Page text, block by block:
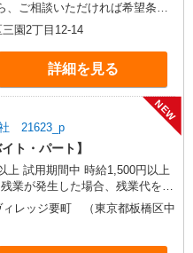
、ご相談いただければ希望条件
いたします。 ★時間外手当別途
働きがい向上手当を含みます。
※26年6月改定（地域により異
入者は更に＋50円
園2丁目12-14
詳細を見る
社 21623_p
NEW
ト・パート】
円以上
します。
ィレッジ要町 （東京都板橋区中